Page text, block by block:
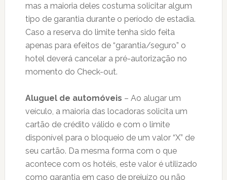
mas a maioria deles costuma solicitar algum
tipo de garantia durante o período de estadia.
Caso a reserva do limite tenha sido feita
apenas para efeitos de “garantia/seguro” o
hotel deverá cancelar a pré-autorização no
momento do Check-out.
Aluguel de automóveis – Ao alugar um
veículo, a maioria das locadoras solicita um
cartão de crédito válido e com o limite
disponível para o bloqueio de um valor “X” de
seu cartão. Da mesma forma com o que
acontece com os hotéis, este valor é utilizado
como garantia em caso de prejuízo ou não